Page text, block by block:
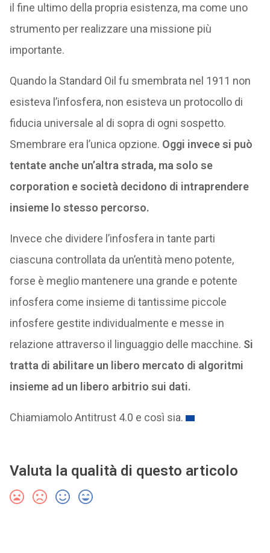
il fine ultimo della propria esistenza, ma come uno
strumento per realizzare una missione più
importante.
Quando la Standard Oil fu smembrata nel 1911 non
esisteva l’infosfera, non esisteva un protocollo di
fiducia universale al di sopra di ogni sospetto.
Smembrare era l’unica opzione. Oggi invece si può
tentate anche un’altra strada, ma solo se
corporation e società decidono di intraprendere
insieme lo stesso percorso.
Invece che dividere l’infosfera in tante parti
ciascuna controllata da un’entità meno potente,
forse è meglio mantenere una grande e potente
infosfera come insieme di tantissime piccole
infosfere gestite individualmente e messe in
relazione attraverso il linguaggio delle macchine. Si
tratta di abilitare un libero mercato di algoritmi
insieme ad un libero arbitrio sui dati.
Chiamiamolo Antitrust 4.0 e così sia.
Valuta la qualità di questo articolo